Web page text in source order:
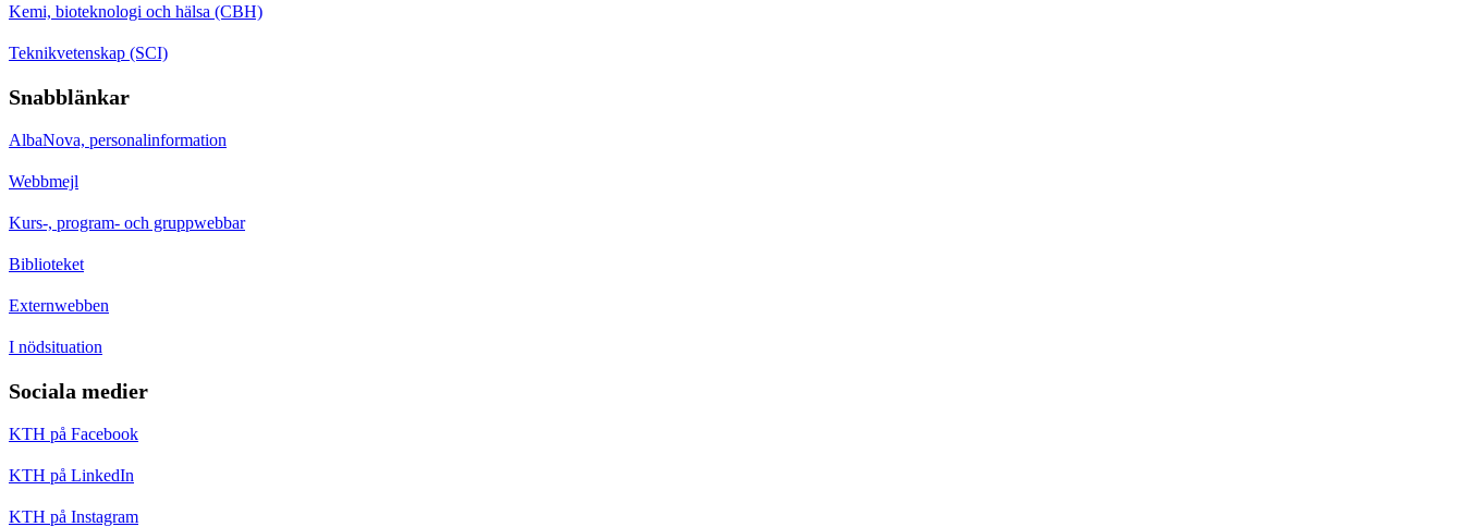
Kemi, bioteknologi och hälsa (CBH)
Teknikvetenskap (SCI)
Snabblänkar
AlbaNova, personalinformation
Webbmejl
Kurs-, program- och gruppwebbar
Biblioteket
Externwebben
I nödsituation
Sociala medier
KTH på Facebook
KTH på LinkedIn
KTH på Instagram